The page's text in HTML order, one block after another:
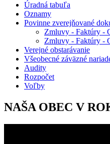
Úradná tabuľa
Oznamy
Povinne zverejňované
Zmluvy - Faktúry -
Zmluvy - Faktúry -
Verejné obstarávanie
Všeobecné záväzné
Audity
Rozpočet
Voľby
NAŠA OBEC V